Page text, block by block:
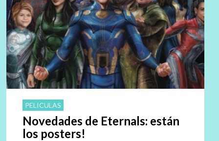
PELICULAS
Novedades de Eternals: están
los posters!